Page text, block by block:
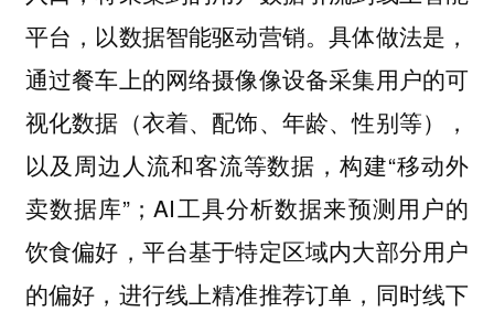
平台，以数据智能驱动营销。具体做法是，
通过餐车上的网络摄像像设备采集用户的可
视化数据（衣着、配饰、年龄、性别等），
以及周边人流和客流等数据，构建“移动外
卖数据库”；AI工具分析数据来预测用户的
饮食偏好，平台基于特定区域内大部分用户
的偏好，进行线上精准推荐订单，同时线下